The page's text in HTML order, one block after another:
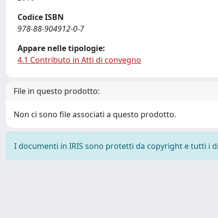
Codice ISBN
978-88-904912-0-7
Appare nelle tipologie:
4.1 Contributo in Atti di convegno
File in questo prodotto:
Non ci sono file associati a questo prodotto.
I documenti in IRIS sono protetti da copyright e tutti i